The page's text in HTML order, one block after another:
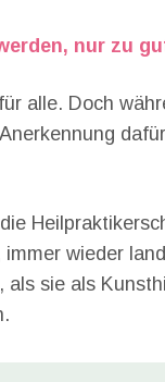
nur zu
alle. Doch
wieder
sie als